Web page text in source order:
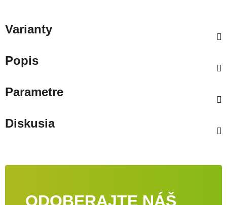
Varianty
Popis
Parametre
Diskusia
ODOBERAJTE NÁŠ